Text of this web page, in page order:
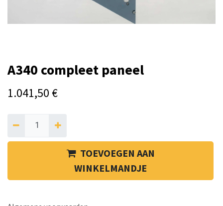
A340 compleet paneel
1.041,50 €
TOEVOEGEN AAN
WINKELMANDJE